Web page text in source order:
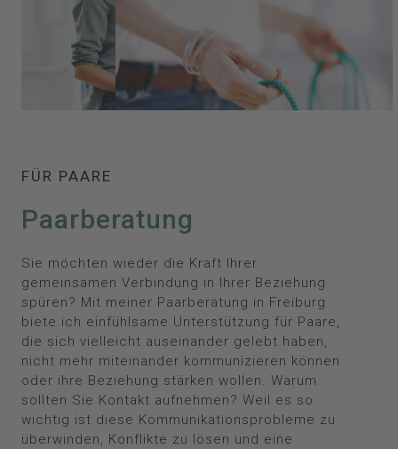
FÜR PAARE
Paarberatung
Sie möchten wieder die Kraft Ihrer
gemeinsamen Verbindung in Ihrer Beziehung
spüren? Mit meiner Paarberatung in Freiburg
biete ich einfühlsame Unterstützung für Paare,
die sich vielleicht auseinander gelebt haben,
nicht mehr miteinander kommunizieren können
oder ihre Beziehung stärken wollen. Warum
sollten Sie Kontakt aufnehmen? Weil es so
wichtig ist diese Kommunikationsprobleme zu
überwinden, Konflikte zu lösen und eine